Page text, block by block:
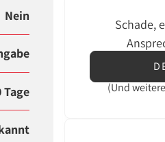
Nein
Tage
Schade,
(Und